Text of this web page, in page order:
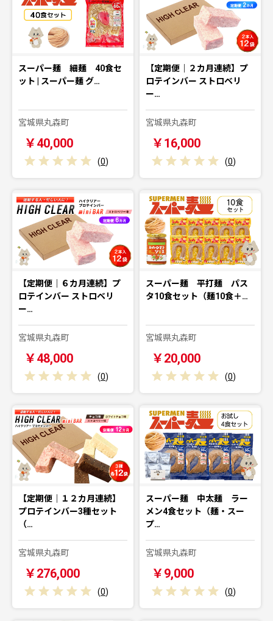
スーパー麺 細麺 40食セ
ット | スーパー麺 グ…
宮城県丸森町
￥40,000
(0)
【定期便｜２カ月連続】プ
ロテインバー ストロベリ
ー…
宮城県丸森町
￥16,000
(0)
【定期便｜６カ月連続】プ
ロテインバー ストロベリ
ー…
宮城県丸森町
￥48,000
(0)
スーパー麺 平打麺 パス
タ10食セット（麺10食＋…
宮城県丸森町
￥20,000
(0)
【定期便｜１２カ月連続】
プロテインバー3種セット
（…
宮城県丸森町
￥276,000
(0)
スーパー麺 中太麺 ラー
メン4食セット（麺・スー
プ…
宮城県丸森町
￥9,000
(0)